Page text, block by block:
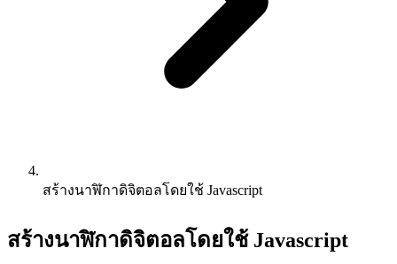
สร้างนาฬิกาดิจิตอลโดยใช้ Javascript
สร้างนาฬิกาดิจิตอลโดยใช้ Javascript